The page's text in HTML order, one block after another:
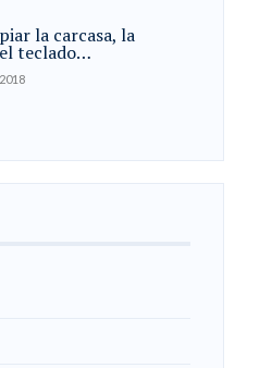
la carcasa, la
teclado…